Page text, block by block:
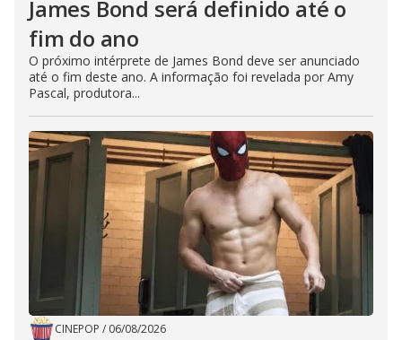
James Bond será definido até o
fim do ano
O próximo intérprete de James Bond deve ser anunciado
até o fim deste ano. A informação foi revelada por Amy
Pascal, produtora...
CINEPOP / 06/08/2026